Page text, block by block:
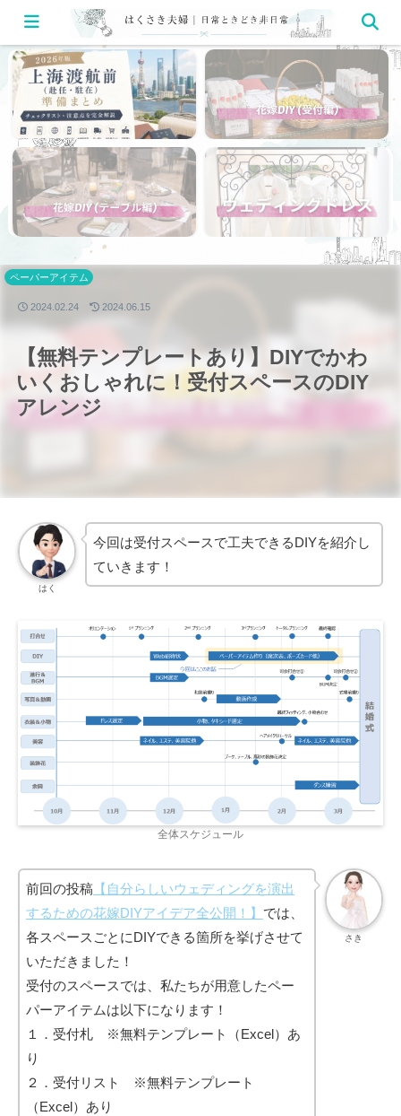
【無料テンプレートあり】DIYでかわ
いくおしゃれに！受付スペースのDIY
アレンジ
ペーパーアイテム
2024.02.24 2024.06.15
はく
今回は受付スペースで工夫できるDIYを紹介し
ていきます！
全体スケジュール
さき
前回の投稿 【自分らしいウェディングを演出
するための花嫁DIYアイデア全公開！】 では、
各スペースごとにDIYできる箇所を挙げさせて
いただきました！
受付のスペースでは、私たちが用意したペー
パーアイテムは以下になります！
１．受付札 ※無料テンプレート（Excel）あ
り
２．受付リスト ※無料テンプレート
（Excel）あり